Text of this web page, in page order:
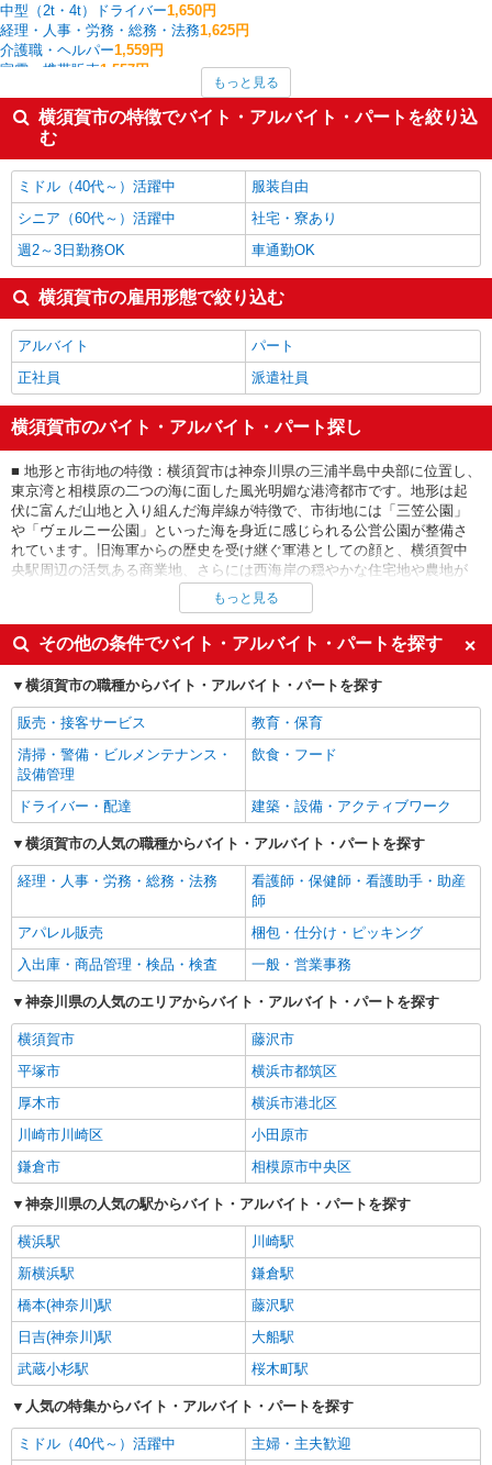
中型（2t・4t）ドライバー1,650円
経理・人事・労務・総務・法務1,625円
介護職・ヘルパー1,559円
家電・携帯販売1,557円
サービス提供責任者・ソーシャルワーカー1,549円
フォークリフト1,543円
クレーン・玉掛
横須賀市の他の職種の平均時給を見る
もっと見る
横須賀市の特徴でバイト・アルバイト・パートを絞り込
む
ミドル（40代～）活躍中
服装自由
シニア（60代～）活躍中
社宅・寮あり
週2～3日勤務OK
車通勤OK
横須賀市の雇用形態で絞り込む
アルバイト
パート
正社員
派遣社員
横須賀市のバイト・アルバイト・パート探し
■ 地形と市街地の特徴：横須賀市は神奈川県の三浦半島中央部に位置し、
東京湾と相模原の二つの海に面した風光明媚な港湾都市です。地形は起
伏に富んだ山地と入り組んだ海岸線が特徴で、市街地には「三笠公園」
や「ヴェルニー公園」といった海を身近に感じられる公営公園が整備さ
れています。旧海軍からの歴史を受け継ぐ軍港としての顔と、横須賀中
央駅周辺の活気ある商業地、さらには西海岸の穏やかな住宅地や農地が
共存する、独特の情緒を持った街並みが広がっています。 ■ 交通アクセ
ス：交通は京急本線とJR横須賀線の2路線が走り、横浜や品川、東京とい
った都心部へ乗り換えなしでアクセスできる高い利便性を誇ります。特
に京急の「横須賀中央駅」は市の中心拠点として機能し、多くの通勤・
通学者が利用しています。道路網では横浜横須賀道路が南北を貫き、都
心や湘南方面への車移動をスムーズに支えているほか、久里浜港からは
千葉県・金谷を結ぶ東京湾フェリーが運航し、広域的な交通ネットワー
クの要となっています。 ■ 産業構成：産業は、自動車関連の製造業や造
船、工作機械などの重工業が古くから盛んです。また、三浦半島の豊か
な自然を活かした「横須賀野菜」や水産業などの第1次産業も全国的な知
名度を誇ります。近年では、横須賀リサーチパーク（YRP）を中心に情
報通信・ハイテク分野の研究開発拠点が集積しており、伝統的な製造業
と最先端の技術、そして観光・商業がバランスよく組み合わさった多層
的な産業構造を成しているのが特徴です。 ■ 求人の傾向（オフィス・販
売・サービス系）：横須賀中央駅や汐入、久里浜などの主要駅周辺の商
業施設を中心に、一般事務、受付、販売スタッフの募集が豊富です。米
軍基地周辺など国際色豊かなエリアでの接客・飲食求人も多く、英語力
を活かせる職場が見られるのも地域の特徴です。また、福祉・教育体制
が充実しているため、介護職や医療事務、保育職などの募集も市内全域
で活発に行われており、地域に根ざした安定した仕事探しが可能です。 ■
求人の傾向（製造・物流・専門技術系）：臨海部の工業エリアや幹線道
路沿いには、製造業関連の工場や物流センターが多数立地しており、安
定した稼働が続いています。具体的には、部品の組み立て、検査、梱
包、倉庫内でのフォークリフト作業といった実務系の求人が極めて安定
しています。短期・長期の選択やシフト制、未経験歓迎の技術職など、
多様な働き方に応える募集が揃っており、自身の生活スタイルに合わせ
た職種を選びやすい傾向にあります。 ■ 働く環境と地域特性：横須賀市
は、都心へのアクセスの良さと、海や山に囲まれた豊かな自然環境が両
立した職住近接に最適なエリアです。現場系からオフィス系、観光・サ
ービス職まで募集分野が多層的であり、個々の希望条件やライフステー
ジに合わせて柔軟に職場を選べる、安定した就業環境が整っています。
もっと見る
その他の条件でバイト・アルバイト・パートを探す
横須賀市の職種からバイト・アルバイト・パートを探す
販売・接客サービス
教育・保育
清掃・警備・ビルメンテナンス・
設備管理
飲食・フード
ドライバー・配達 建築・設備・アクティブワーク
横須賀市の人気の職種からバイト・アルバイト・パートを探す
経理・人事・労務・総務・法務
看護師・保健師・看護助手・助産
師
アパレル販売
梱包・仕分け・ピッキング
入出庫・商品管理・検品・検査
一般・営業事務
神奈川県の人気のエリアからバイト・アルバイト・パートを探す
横須賀市
藤沢市
平塚市
横浜市都筑区
厚木市
横浜市港北区
川崎市川崎区
小田原市
鎌倉市
相模原市中央区
神奈川県の人気の駅からバイト・アルバイト・パートを探す
横浜駅
川崎駅
新横浜駅
鎌倉駅
橋本(神奈川)駅
藤沢駅
日吉(神奈川)駅
大船駅
武蔵小杉駅
桜木町駅
人気の特集からバイト・アルバイト・パートを探す
ミドル（40代～）活躍中
主婦・主夫歓迎